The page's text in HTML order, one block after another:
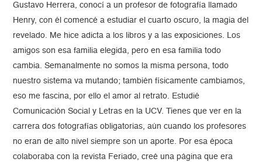
Gustavo Herrera, conocí a un profesor de fotografía llamado
Henry, con él comencé a estudiar el cuarto oscuro, la magia del
revelado. Me hice adicta a los libros y a las exposiciones. Los
amigos son esa familia elegida, pero en esa familia todo
cambia. Semanalmente no somos la misma persona, todo
nuestro sistema va mutando; también físicamente cambiamos,
eso me fascina, por ello el amor al retrato. Estudié
Comunicación Social y Letras en la UCV. Tienes que ver en la
carrera dos fotografías obligatorias, aún cuando los profesores
no eran de alto nivel siempre son un aporte. Por esa época
colaboraba con la revista Feriado, creé una página que era